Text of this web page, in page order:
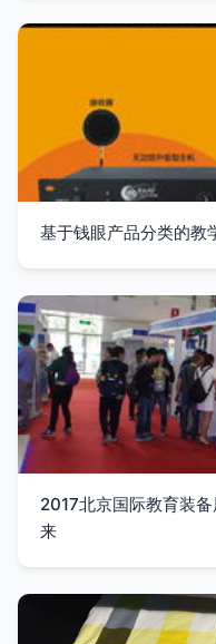
基于钱眼产品分类的教
2017北京国际教育装
来